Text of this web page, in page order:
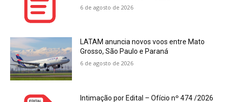
6 de agosto de 2026
LATAM anuncia novos voos entre Mato
Grosso, São Paulo e Paraná
6 de agosto de 2026
Intimação por Edital – Ofício nº 474 /2026